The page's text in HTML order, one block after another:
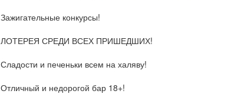
Зажигательные конкурсы!
ЛОТЕРЕЯ СРЕДИ ВСЕХ ПРИШЕДШИХ!
Сладости и печеньки всем на халяву!
Отличный и недорогой бар 18+!